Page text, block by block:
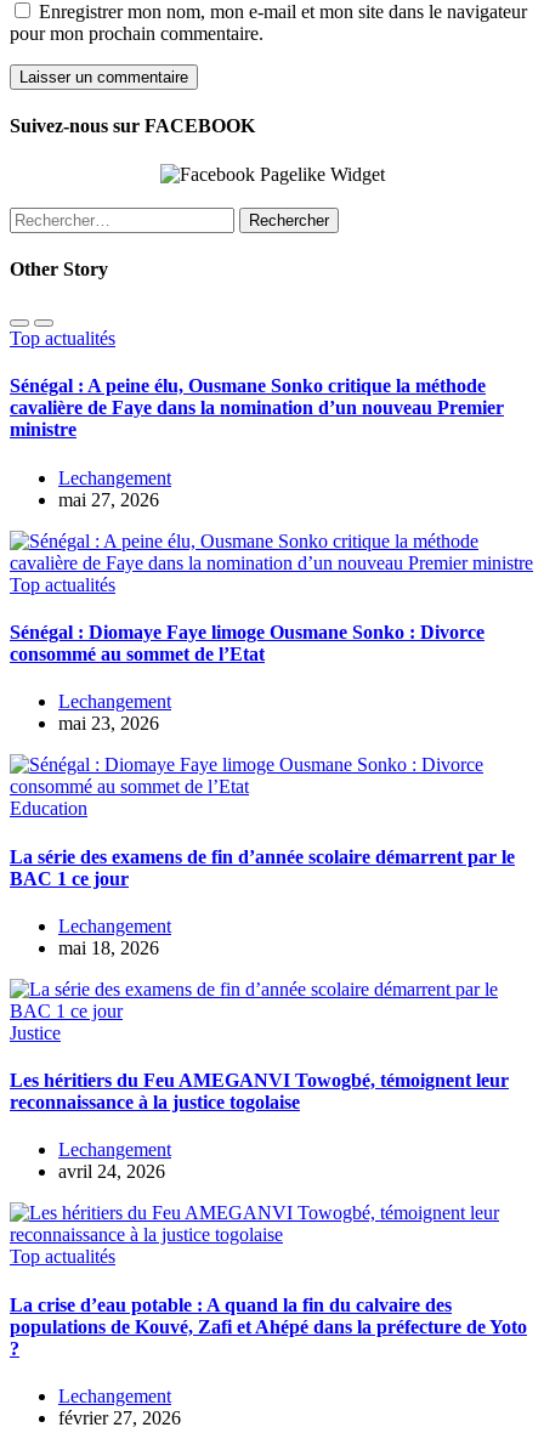
Enregistrer mon nom, mon e-mail et mon site dans le navigateur
pour mon prochain commentaire.
Suivez-nous sur FACEBOOK
Rechercher :
Other Story
Top actualités
Sénégal : A peine élu, Ousmane Sonko critique la méthode
cavalière de Faye dans la nomination d’un nouveau Premier
ministre
Lechangement
mai 27, 2026
Top actualités
Sénégal : Diomaye Faye limoge Ousmane Sonko : Divorce
consommé au sommet de l’Etat
Lechangement
mai 23, 2026
Education
La série des examens de fin d’année scolaire démarrent par le
BAC 1 ce jour
Lechangement
mai 18, 2026
Justice
Les héritiers du Feu AMEGANVI Towogbé, témoignent leur
reconnaissance à la justice togolaise
Lechangement
avril 24, 2026
Top actualités
La crise d’eau potable : A quand la fin du calvaire des
populations de Kouvé, Zafi et Ahépé dans la préfecture de Yoto
?
Lechangement
février 27, 2026